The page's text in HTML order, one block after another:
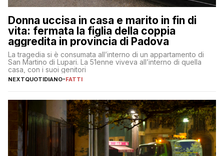
Donna uccisa in casa e marito in fin di
vita: fermata la figlia della coppia
aggredita in provincia di Padova
La tragedia si è consumata all’interno di un appartamento di
San Martino di Lupari. La 51enne viveva all’interno di quella
casa, con i suoi genitori
NEXTQUOTIDIANO-FATTI